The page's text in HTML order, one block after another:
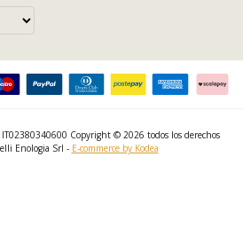
Copyright © 2026 todos los derechos
Enologia Srl - E-commerce by Kodea